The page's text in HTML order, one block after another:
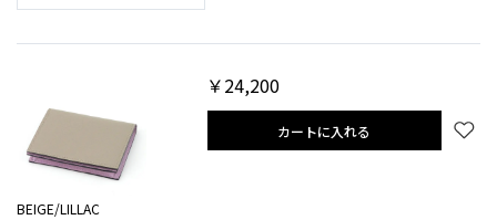
BEIGE/LILLAC
￥24,200
カートに入れる